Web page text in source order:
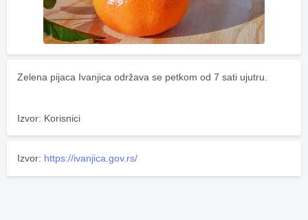
Zelena pijaca Ivanjica održava se petkom od 7 sati ujutru.
Izvor: Korisnici
Izvor: https://ivanjica.gov.rs/